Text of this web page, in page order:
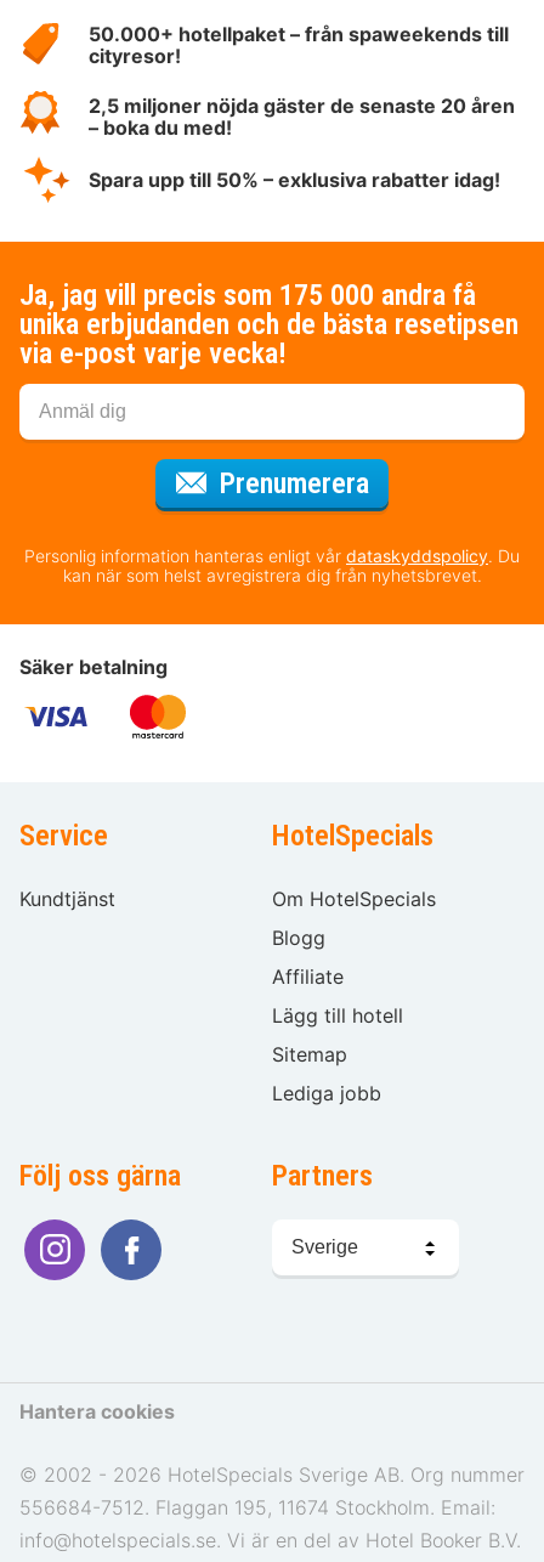
HotelSpecials50.000+ hotellpaket – från spaweekends till
cityresor!
2,5 miljoner nöjda gäster de senaste 20 åren
– boka du med!
Spara upp till 50% – exklusiva rabatter idag!
Ja, jag vill precis som 175 000 andra få
unika erbjudanden och de bästa resetipsen
via e-post varje vecka!
Prenumerera
Personlig information hanteras enligt vår dataskyddspolicy. Du
kan när som helst avregistrera dig från nyhetsbrevet.
Säker betalning
Service
Kundtjänst
HotelSpecials
Om HotelSpecials
Blogg
Affiliate
Lägg till hotell
Sitemap
Lediga jobb
Följ oss gärna Partners
språk
Hantera cookies
© 2002 - 2026 HotelSpecials Sverige AB. Org nummer
556684-7512. Flaggan 195, 11674 Stockholm. Email:
info@hotelspecials.se. Vi är en del av Hotel Booker B.V.